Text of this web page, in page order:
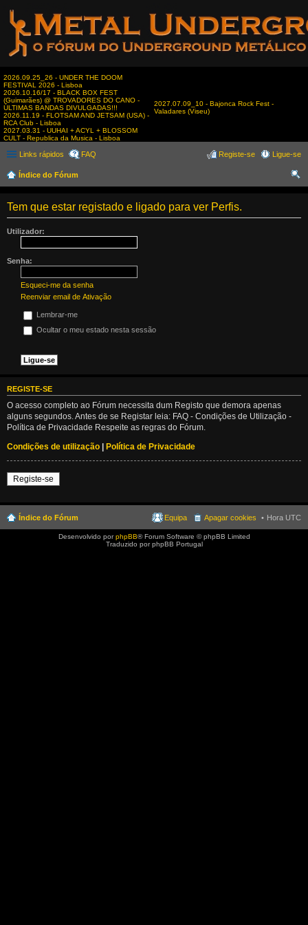
2026.09.25_26 - UNDER THE DOOM
FESTIVAL 2026 - Lisboa
2026.10.16/17 - BLACK BOX FEST
(Guimarães) @ TROVADORES DO CANO -
ÚLTIMAS BANDAS DIVULGADAS!!!
2026.11.19 - FLOTSAM AND JETSAM (USA) -
RCA Club - Lisboa
2027.03.31 - UUHAI + ACYL + BLOSSOM
CULT - Republica da Musica - Lisboa
2027.07.09_10 - Bajonca Rock Fest -
Valadares (Viseu)
Links rápidos FAQ Ligue-se
Registe-se
Índice do Fórum
Tem que estar registado e ligado para ver Perfis.
Utilizador:
Senha:
Esqueci-me da senha
Reenviar email de Ativação
Lembrar-me
Ocultar o meu estado nesta sessão
REGISTE-SE
O acesso completo ao Fórum necessita dum Registo que demora apenas
alguns segundos. Antes de se Registar leia: FAQ - Condições de Utilização -
Política de Privacidade Respeite as regras do Fórum.
Condições de utilização | Política de Privacidade
Registe-se
Índice do Fórum Hora UTC
Apagar cookies
Equipa
Desenvolvido porphpBB® Forum Software © phpBB Limited
Traduzido por phpBB Portugal